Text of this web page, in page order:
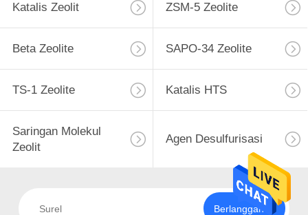
Katalis Zeolit ZSM-5 Zeolite
Beta Zeolite SAPO-34 Zeolite
TS-1 Zeolite Katalis HTS
Saringan Molekul
Zeolit
Agen Desulfurisasi
Berlangganan